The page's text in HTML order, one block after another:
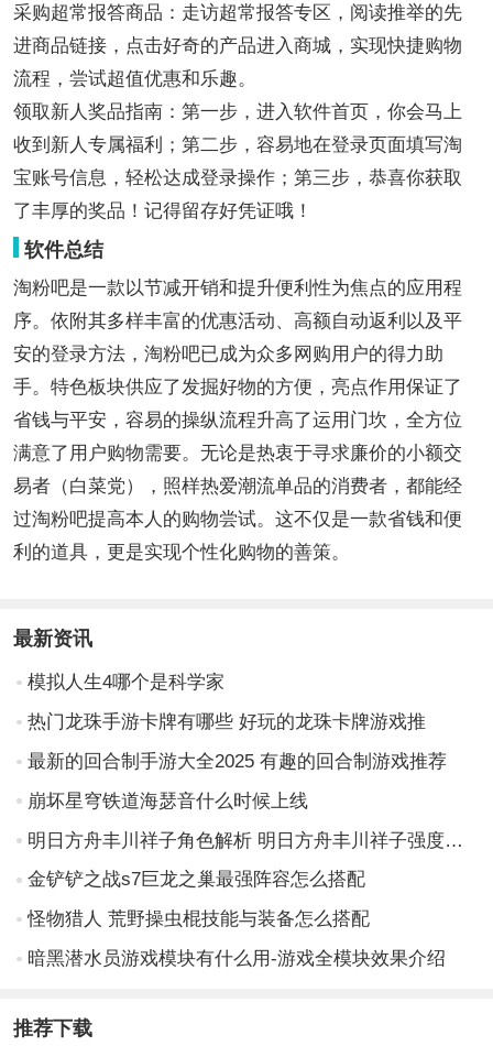
采购超常报答商品：走访超常报答专区，阅读推举的先
进商品链接，点击好奇的产品进入商城，实现快捷购物
流程，尝试超值优惠和乐趣。
领取新人奖品指南：第一步，进入软件首页，你会马上
收到新人专属福利；第二步，容易地在登录页面填写淘
宝账号信息，轻松达成登录操作；第三步，恭喜你获取
了丰厚的奖品！记得留存好凭证哦！
软件总结
淘粉吧是一款以节减开销和提升便利性为焦点的应用程
序。依附其多样丰富的优惠活动、高额自动返利以及平
安的登录方法，淘粉吧已成为众多网购用户的得力助
手。特色板块供应了发掘好物的方便，亮点作用保证了
省钱与平安，容易的操纵流程升高了运用门坎，全方位
满意了用户购物需要。无论是热衷于寻求廉价的小额交
易者（白菜党），照样热爱潮流单品的消费者，都能经
过淘粉吧提高本人的购物尝试。这不仅是一款省钱和便
利的道具，更是实现个性化购物的善策。
最新资讯
模拟人生4哪个是科学家
热门龙珠手游卡牌有哪些 好玩的龙珠卡牌游戏推
最新的回合制手游大全2025 有趣的回合制游戏推荐
崩坏星穹铁道海瑟音什么时候上线
明日方舟丰川祥子角色解析 明日方舟丰川祥子强度与玩法全面介绍
金铲铲之战s7巨龙之巢最强阵容怎么搭配
怪物猎人 荒野操虫棍技能与装备怎么搭配
暗黑潜水员游戏模块有什么用-游戏全模块效果介绍
推荐下载